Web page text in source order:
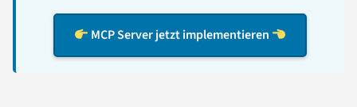
MCP Server jetzt implementieren